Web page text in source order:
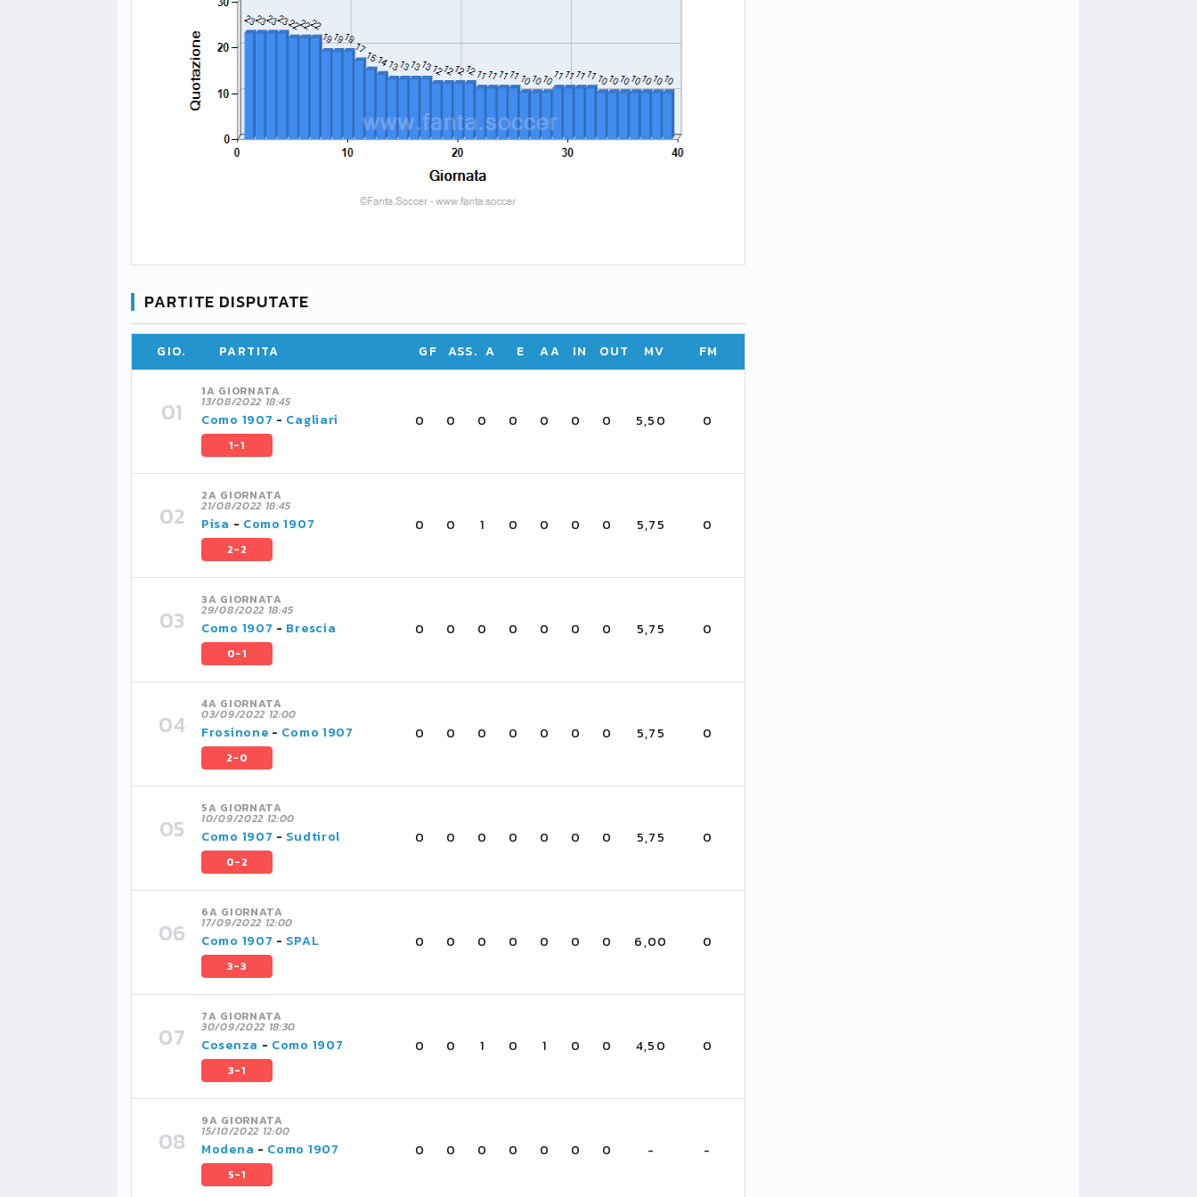
PARTITE DISPUTATE
GIO. PARTITA GF ASS. A E AA IN OUT MV FM
1A GIORNATA
13/08/2022 18:45
Como 1907 - Cagliari
1-1
0 0 0 0 0 0 0 5,50 0
2A GIORNATA
21/08/2022 18:45
Pisa - Como 1907
2-2
0 0 1 0 0 0 0 5,75 0
3A GIORNATA
29/08/2022 18:45
Como 1907 - Brescia
0-1
0 0 0 0 0 0 0 5,75 0
4A GIORNATA
03/09/2022 12:00
Frosinone - Como 1907
2-0
0 0 0 0 0 0 0 5,75 0
5A GIORNATA
10/09/2022 12:00
Como 1907 - Sudtirol
0-2
0 0 0 0 0 0 0 5,75 0
6A GIORNATA
17/09/2022 12:00
Como 1907 - SPAL
3-3
0 0 0 0 0 0 0 6,00 0
7A GIORNATA
30/09/2022 18:30
Cosenza - Como 1907
3-1
0 0 1 0 1 0 0 4,50 0
9A GIORNATA
15/10/2022 12:00
Modena - Como 1907
5-1
0 0 0 0 0 0 0 - -